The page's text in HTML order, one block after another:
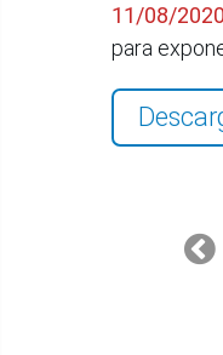
11/08/2020
para